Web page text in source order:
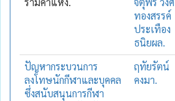
ทองสรรค์
ประเทือง
ธนิยผล.
ปัญหากระบวนการ
ลงโทษนักกีฬาและบุคคล
ซึ่งสนับสนุนการกีฬา
ฤทัยรัตน์
คงมา.